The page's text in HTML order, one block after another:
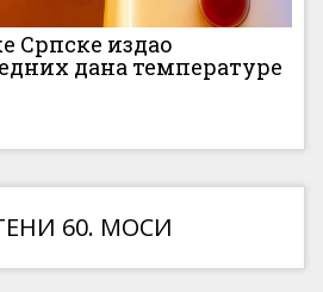
Српске издао
дана температуре
60. МОСИ